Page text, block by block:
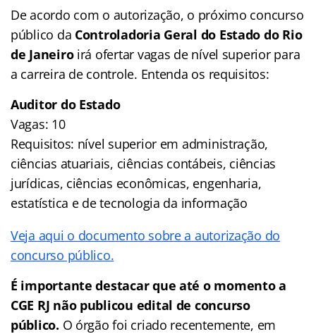
De acordo com o autorização, o próximo concurso
público da Controladoria Geral do Estado do Rio
de Janeiro irá ofertar vagas de nível superior para
a carreira de controle. Entenda os requisitos:
Auditor do Estado
Vagas: 10
Requisitos: nível superior em administração,
ciências atuariais, ciências contábeis, ciências
jurídicas, ciências econômicas, engenharia,
estatística e de tecnologia da informação
Veja aqui o documento sobre a autorização do
concurso público.
É importante destacar que até o momento a
CGE RJ não publicou edital de concurso
público. O órgão foi criado recentemente, em